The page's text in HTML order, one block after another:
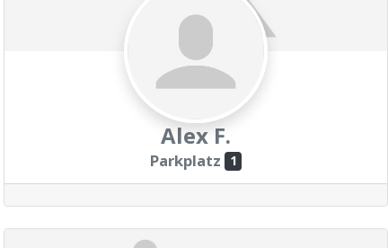
Alex F.
Parkplatz 1